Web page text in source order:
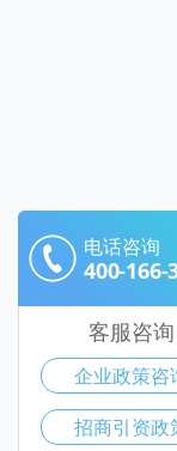
电话咨询
400-166-
客服咨询
企业政策咨
招商引资政